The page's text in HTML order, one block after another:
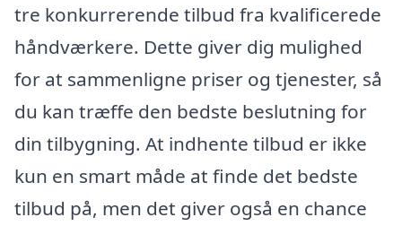
tre konkurrerende tilbud fra kvalificerede
håndværkere. Dette giver dig mulighed
for at sammenligne priser og tjenester, så
du kan træffe den bedste beslutning for
din tilbygning. At indhente tilbud er ikke
kun en smart måde at finde det bedste
tilbud på, men det giver også en chance